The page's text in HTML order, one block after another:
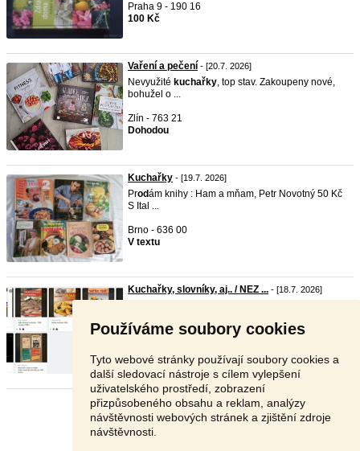
Používáme soubory cookies
Tyto webové stránky používají soubory cookies a
další sledovací nástroje s cílem vylepšení
uživatelského prostředí, zobrazení
přizpůsobeného obsahu a reklam, analýzy
návštěvnosti webových stránek a zjištění zdroje
návštěvnosti.
Praha 9 - 190 16
100 Kč
Vaření a pečení - [20.7. 2026]
Nevyužité kuchařky, top stav. Zakoupeny nové,
bohužel o ...
Zlín - 763 21
Dohodou
Kuchařky - [19.7. 2026]
Prodám knihy : Ham a mňam, Petr Novotný 50 Kč
S Ital ...
Brno - 636 00
V textu
Kuchařky, slovníky, aj.. / NEZ ... - [18.7. 2026]
10 Kč
Stránka: 1 2 3 Další